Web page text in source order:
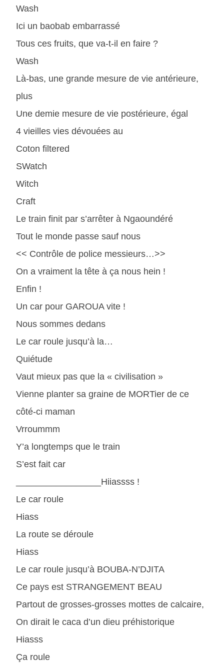
Wash
Ici un baobab embarrassé
Tous ces fruits, que va-t-il en faire ?
Wash
Là-bas, une grande mesure de vie antérieure,
plus
Une demie mesure de vie postérieure, égal
4 vieilles vies dévouées au
Coton filtered
SWatch
Witch
Craft
Le train finit par s’arrêter à Ngaoundéré
Tout le monde passe sauf nous
<< Contrôle de police messieurs…>>
On a vraiment la tête à ça nous hein !
Enfin !
Un car pour GAROUA vite !
Nous sommes dedans
Le car roule jusqu’à la…
Quiétude
Vaut mieux pas que la « civilisation »
Vienne planter sa graine de MORTier de ce
côté-ci maman
Vrroummm
Y’a longtemps que le train
S’est fait car
_________________Hiiassss !
Le car roule
Hiass
La route se déroule
Hiass
Le car roule jusqu’à BOUBA-N’DJITA
Ce pays est STRANGEMENT BEAU
Partout de grosses-grosses mottes de calcaire,
On dirait le caca d’un dieu préhistorique
Hiasss
Ça roule